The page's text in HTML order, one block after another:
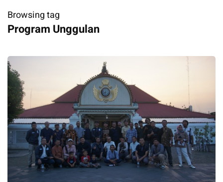
Browsing tag
Program Unggulan